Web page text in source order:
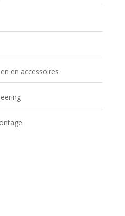
en accessoires